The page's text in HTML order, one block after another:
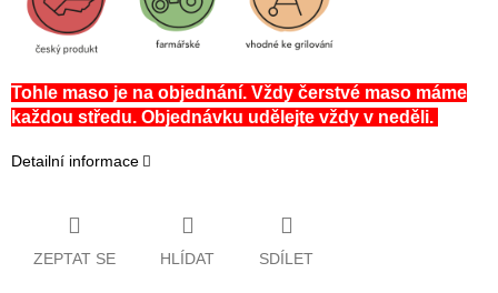
Tohle maso je na objednání. Vždy čerstvé maso máme
každou středu. Objednávku udělejte vždy v neděli.
Detailní informace
ZEPTAT SE HLÍDAT SDÍLET